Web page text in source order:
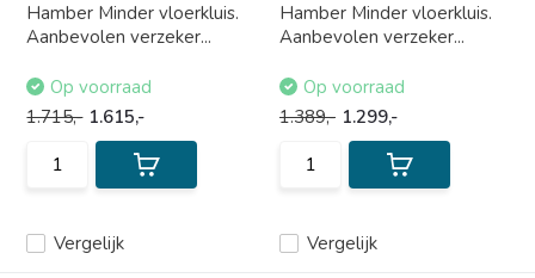
Hamber Minder vloerkluis.
Aanbevolen verzeker...
Vergelijk
Op voorraad
1.715,- 1.615,-
Hamber Minder vloerkluis.
Aanbevolen verzeker...
Vergelijk
Op voorraad
1.389,- 1.299,-